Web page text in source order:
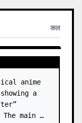
कल
anime
a
The main